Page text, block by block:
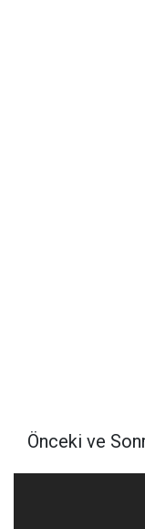
Önceki ve